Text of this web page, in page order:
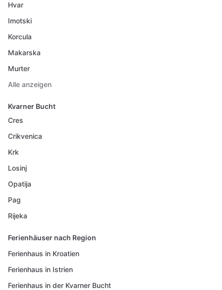
Hvar
Imotski
Korcula
Makarska
Murter
Alle anzeigen
Kvarner Bucht
Cres
Crikvenica
Krk
Losinj
Opatija
Pag
Rijeka
Ferienhäuser nach Region
Ferienhaus in Kroatien
Ferienhaus in Istrien
Ferienhaus in der Kvarner Bucht